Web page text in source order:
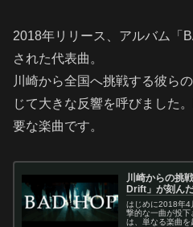
2018年リリース、アルバム「
された代表曲。
川崎から全国へ挑戦する彼ら
じて大きな反響を呼びました
要な楽曲です。
川崎からの挑
Drift」が刻ん
はじめに2018年4
撃的な一曲が投下
は、単なる楽曲を